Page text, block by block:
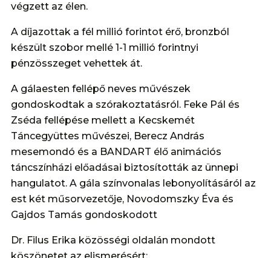
végzett az élen.
A díjazottak a fél millió forintot érő, bronzból
készült szobor mellé 1-1 millió forintnyi
pénzösszeget vehettek át.
A gálaesten fellépő neves művészek
gondoskodtak a szórakoztatásról. Feke Pál és
Zséda fellépése mellett a Kecskemét
Táncegyüttes művészei, Berecz András
mesemondó és a BANDART élő animációs
táncszínházi előadásai biztosították az ünnepi
hangulatot. A gála színvonalas lebonyolításáról az
est két műsorvezetője, Novodomszky Éva és
Gajdos Tamás gondoskodott
Dr. Filus Erika közösségi oldalán mondott